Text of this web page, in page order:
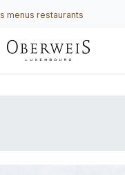
menus restaurants